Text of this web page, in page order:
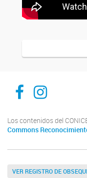
Inibioma-Conicet/
Los contenidos del
Commons
VER REGISTRO DE